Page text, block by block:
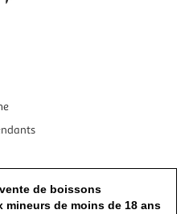
de boissons
mineurs de moins de 18 ans